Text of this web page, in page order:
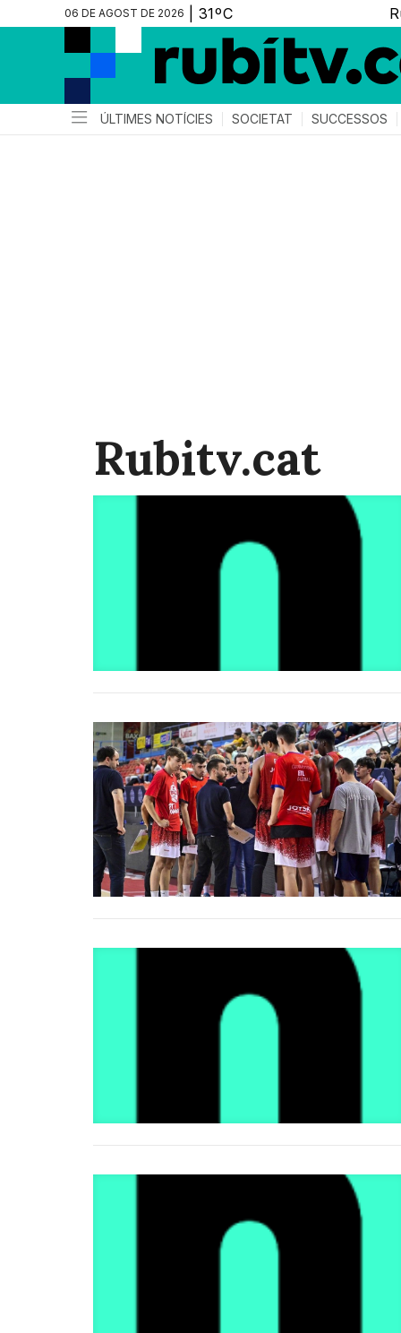
06 DE AGOST DE 2026
ÚLTIMES NOTÍCIES SOCIETAT SUCCESSOS
Rubitv.cat